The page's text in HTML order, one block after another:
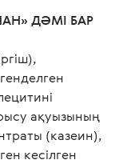
ДӘМІ БАР
ақуызының
(казеин),
кесілген